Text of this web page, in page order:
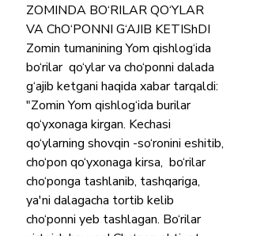
ZOMINDA BO‘RILAR QO‘YLAR
VA ChO‘PONNI G‘AJIB KETIShDI
Zomin tumanining Yom qishlog‘ida
bo‘rilar  qo‘ylar va cho‘ponni dalada
g‘ajib ketgani haqida xabar tarqaldi:
"Zomin Yom qishlog‘ida bu‌rilar
qo‘yxonaga kirgan. Kechasi
qo‘ylarning shovqin -so‘ronini eshitib,
cho‘pon qo‘yxonaga kirsa,  bo‘rilar
cho‘ponga tashlanib, tashqariga,
ya'ni dalagacha tortib kelib
cho‘ponni yeb tashlagan. Bo‘rilar